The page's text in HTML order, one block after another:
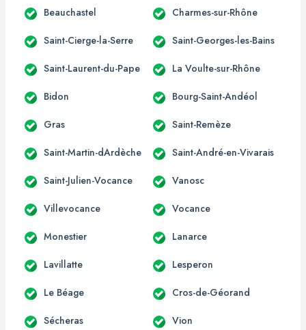
Beauchastel Charmes-sur-Rhône
Saint-Cierge-la-Serre Saint-Georges-les-Bains
Saint-Laurent-du-Pape La Voulte-sur-Rhône
Bidon Bourg-Saint-Andéol
Gras Saint-Remèze
Saint-Martin-dArdèche Saint-André-en-Vivarais
Saint-Julien-Vocance Vanosc
Villevocance Vocance
Monestier Lanarce
Lavillatte Lesperon
Le Béage Cros-de-Géorand
Sécheras Vion